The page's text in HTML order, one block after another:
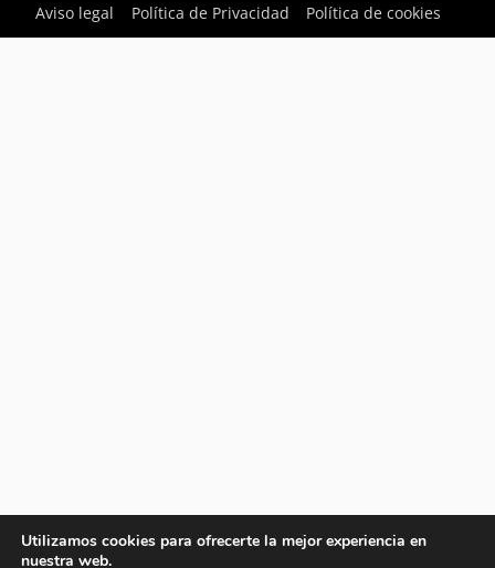
Aviso legal
Política de Privacidad Política de cookies
Utilizamos cookies para ofrecerte la mejor experiencia en
nuestra web.